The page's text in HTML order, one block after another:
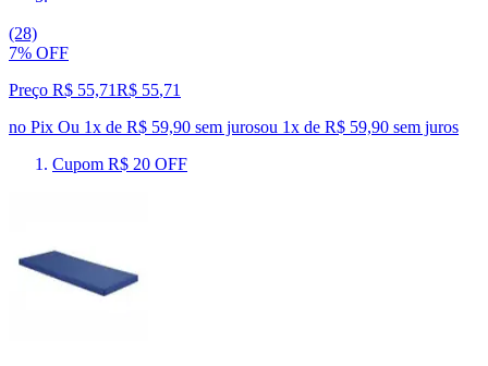
(28)
7% OFF
Preço R$ 55,71R$ 55,71
no Pix Ou 1x de R$ 59,90 sem jurosou 1x de R$ 59,90 sem juros
Cupom R$ 20 OFF